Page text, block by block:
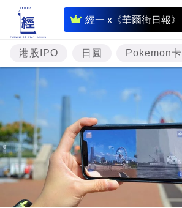
經一 x《華爾街日報》
即
時
財
經
專
投
資
樓
市
港股IPO 日圓 Pokemon卡